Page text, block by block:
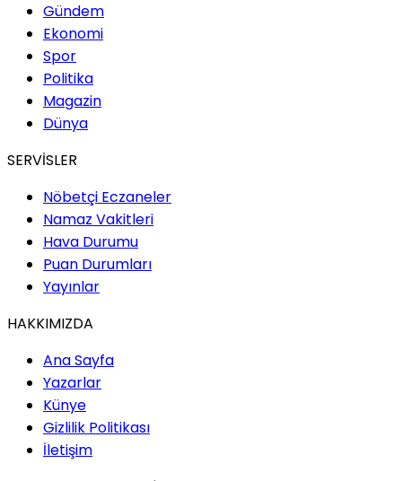
Gündem
Ekonomi
Spor
Politika
Magazin
Dünya
SERVİSLER
Nöbetçi Eczaneler
Namaz Vakitleri
Hava Durumu
Puan Durumları
Yayınlar
HAKKIMIZDA
Ana Sayfa
Yazarlar
Künye
Gizlilik Politikası
İletişim